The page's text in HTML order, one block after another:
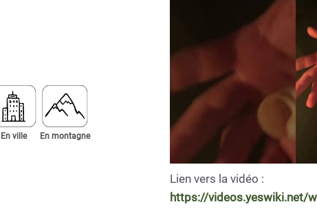
En ville En montagne
Lien vers la vidéo :
https://videos.yeswiki.net/